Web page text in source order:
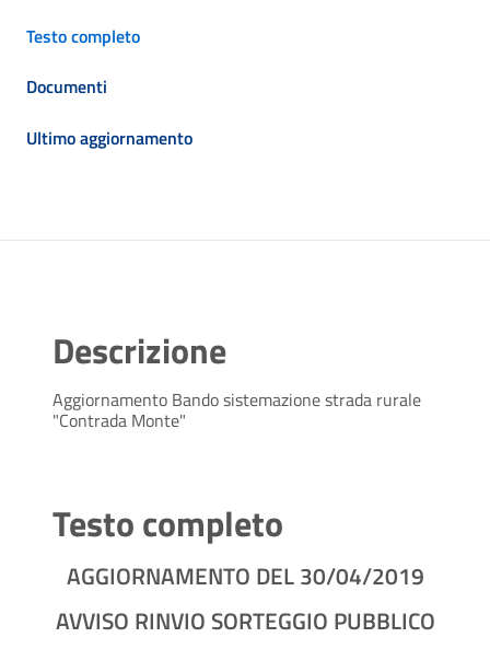
Testo completo
Documenti
Ultimo aggiornamento
Descrizione
Aggiornamento Bando sistemazione strada rurale
"Contrada Monte"
Testo completo
AGGIORNAMENTO DEL 30/04/2019
AVVISO RINVIO SORTEGGIO PUBBLICO